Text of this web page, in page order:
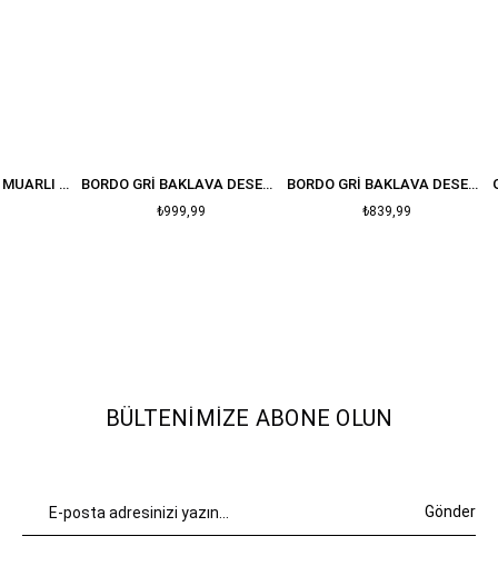
BEYAZ YAKASI FERMUARLI BALIKÇI YAKA YUMOŞ KAZAK BORDO GRI BAKLAVA DESENLI BISIKLET YAKA KAZAK
₺999,99
BORDO GRI BAKLAVA DESENLI OVERSIZE KAZAK
₺839,99
BÜLTENIMIZE ABONE OLUN
Gönder